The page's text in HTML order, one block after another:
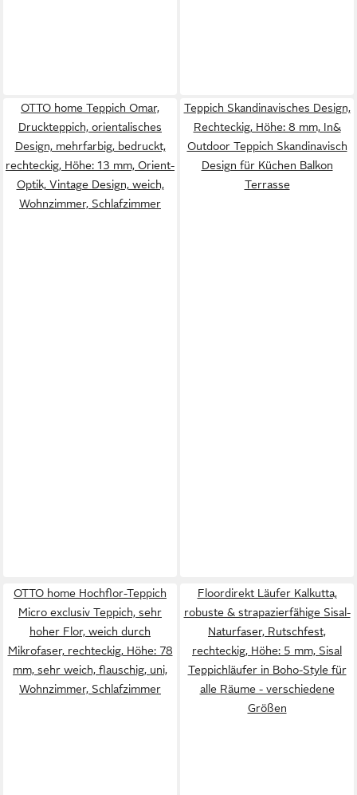
OTTO home Teppich Omar,
Druckteppich, orientalisches
Design, mehrfarbig, bedruckt,
rechteckig, Höhe: 13 mm, Orient-
Optik, Vintage Design, weich,
Wohnzimmer, Schlafzimmer
Teppich Skandinavisches Design,
Rechteckig, Höhe: 8 mm, In&
Outdoor Teppich Skandinavisch
Design für Küchen Balkon
Terrasse
OTTO home Hochflor-Teppich
Micro exclusiv Teppich, sehr
hoher Flor, weich durch
Mikrofaser, rechteckig, Höhe: 78
mm, sehr weich, flauschig, uni,
Wohnzimmer, Schlafzimmer
Floordirekt Läufer Kalkutta,
robuste & strapazierfähige Sisal-
Naturfaser, Rutschfest,
rechteckig, Höhe: 5 mm, Sisal
Teppichläufer in Boho-Style für
alle Räume - verschiedene
Größen